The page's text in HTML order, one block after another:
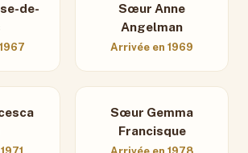
de-
Sœur Anne
Angelman
Arrivée en 1969
Sœur Gemma
Francisque